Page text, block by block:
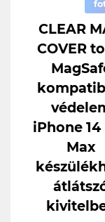
CLEAR
COVER
iPhone 14
Max